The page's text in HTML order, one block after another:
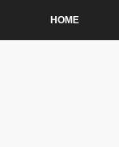
HOME